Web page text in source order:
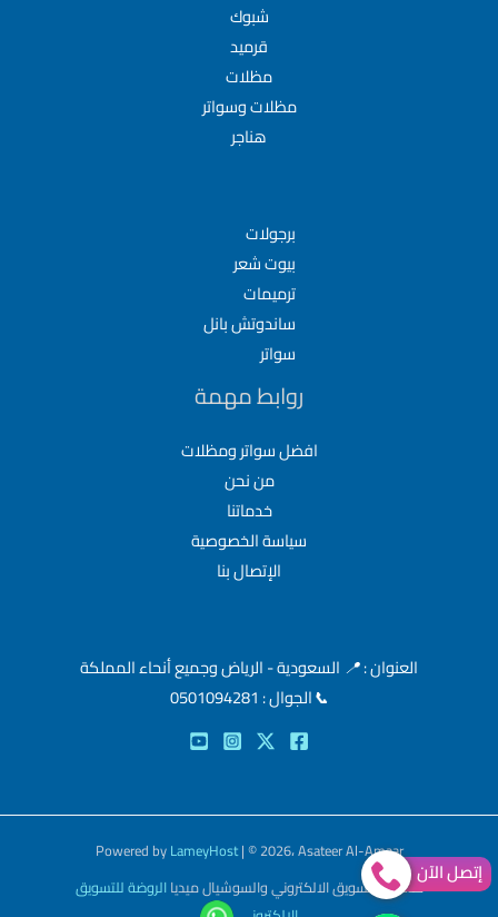
شبوك
قرميد
مظلات
مظلات وسواتر
هناجر
برجولات
بيوت شعر
ترميمات
ساندوتش بانل
سواتر
روابط مهمة
افضل سواتر ومظلات
من نحن
خدماتنا
سياسة الخصوصية
الإتصال بنا
العنوان :📍 السعودية - الرياض وجميع أنحاء المملكة
📞الجوال : 0501094281
Powered byLameyHost| © 2026، Asateer Al-Amaar
خدمات التسويق الالكتروني والسوشيال ميدياالروضة للتسويق
إتصل الآن